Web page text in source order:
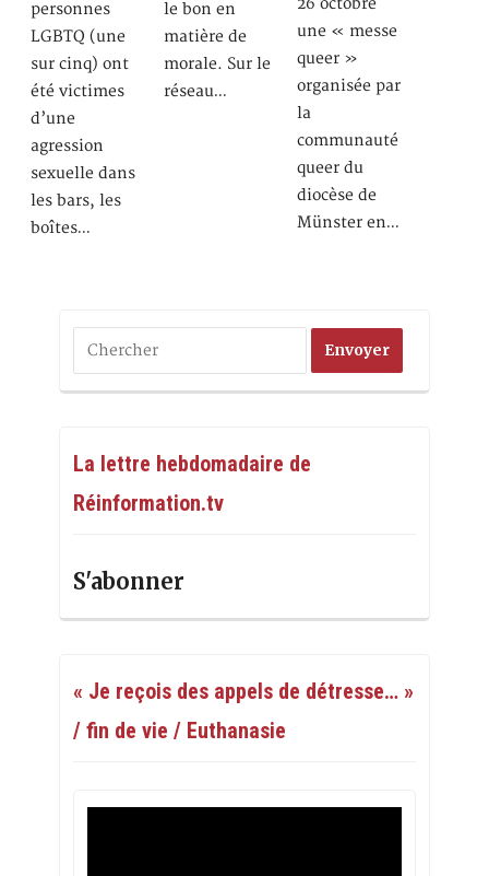
personnes
LGBTQ (une
sur cinq) ont
été victimes
d’une
agression
sexuelle dans
les bars, les
boîtes…
le bon en
matière de
morale. Sur le
réseau…
26 octobre
une « messe
queer »
organisée par
la
communauté
queer du
diocèse de
Münster en…
La lettre hebdomadaire de
Réinformation.tv
S'abonner
« Je reçois des appels de détresse… »
/ fin de vie / Euthanasie